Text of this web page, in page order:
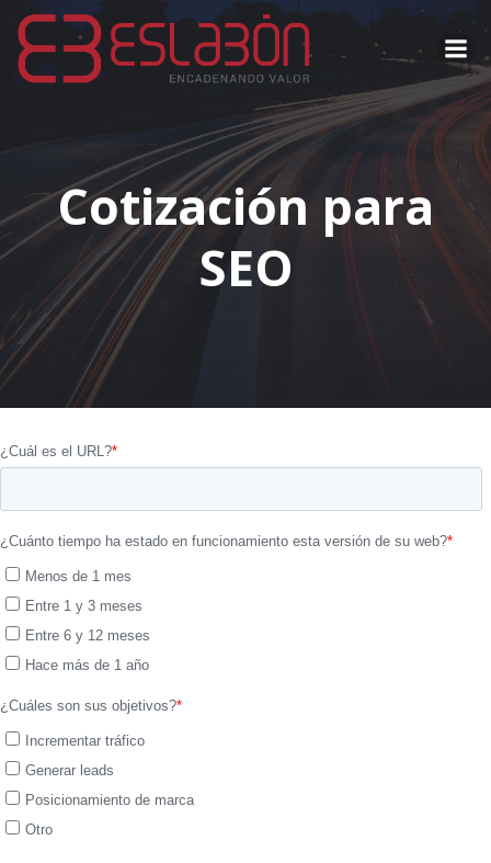
Saltar
al
contenido
Cotización para
SEO